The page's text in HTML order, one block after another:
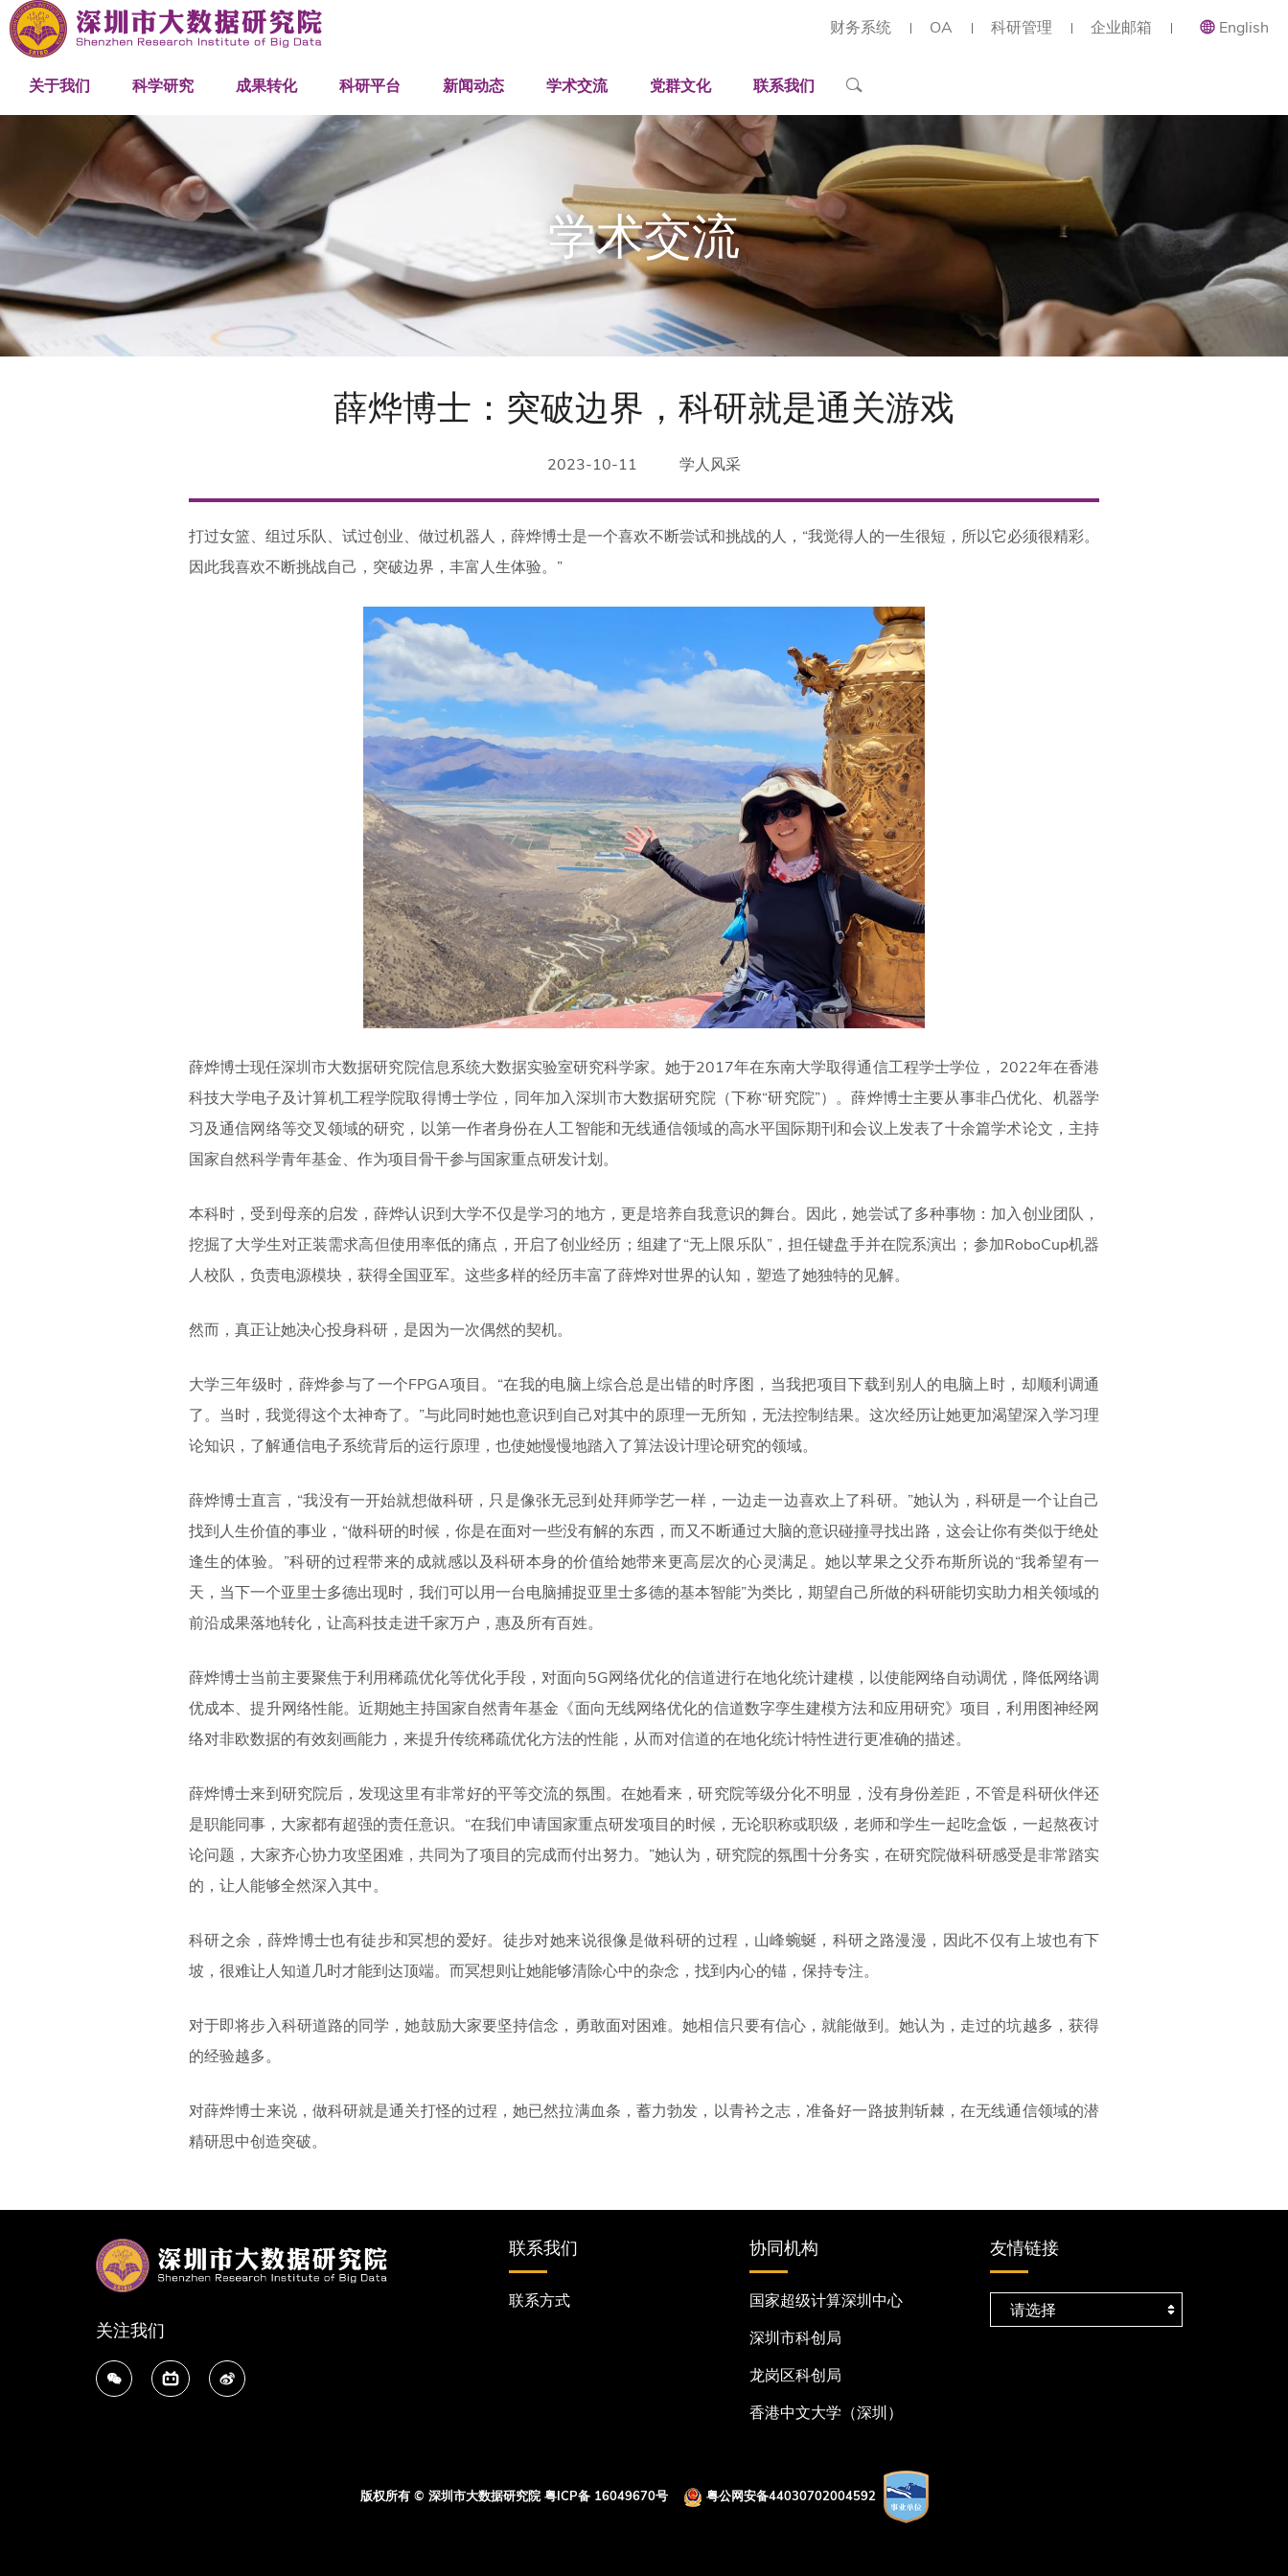
财务系统 OA 科研管理 企业邮箱 English
关于我们
研究院概述
发展历程
组织架构
人才队伍 管理团队
科研团队
工程团队
科学研究
研究中心 网络与机器智能研究中心
人工智能大模型研究中心
优化与工程计算研究中心
科研项目
成果转化
产学研合作
成果推介
科研平台
国家健康医疗大数据研究院（深圳）
司法部法治大数据与智能装备应用研究重点实验室
创新平台
广东省智能工业孪生与优化工程技术研究中心
广东省科技专家工作站
广东省科普教育基地
高性能计算平台
新闻动态
媒体聚焦
影像刊物
视频
采购招标公开信息
学术交流
学术报告
学生培养
科普中心
党群文化 联系我们
岗位总览
科研类职位
工程类职位
行政类职位
联系方式
学术交流
薛烨博士：突破边界，科研就是通关游戏
2023-10-11 学人风采
打过女篮、组过乐队、试过创业、做过机器人，薛烨博士是一个喜欢不断尝试和挑战的人，“我觉得人的一生很短，所以它必须很精彩。
因此我喜欢不断挑战自己，突破边界，丰富人生体验。”
薛烨博士现任深圳市大数据研究院信息系统大数据实验室研究科学家。她于2017年在东南大学取得通信工程学士学位， 2022年在香港
科技大学电子及计算机工程学院取得博士学位，同年加入深圳市大数据研究院（下称“研究院”）。薛烨博士主要从事非凸优化、机器学
习及通信网络等交叉领域的研究，以第一作者身份在人工智能和无线通信领域的高水平国际期刊和会议上发表了十余篇学术论文，主持
国家自然科学青年基金、作为项目骨干参与国家重点研发计划。
本科时，受到母亲的启发，薛烨认识到大学不仅是学习的地方，更是培养自我意识的舞台。因此，她尝试了多种事物：加入创业团队，
挖掘了大学生对正装需求高但使用率低的痛点，开启了创业经历；组建了“无上限乐队”，担任键盘手并在院系演出；参加RoboCup机器
人校队，负责电源模块，获得全国亚军。这些多样的经历丰富了薛烨对世界的认知，塑造了她独特的见解。
然而，真正让她决心投身科研，是因为一次偶然的契机。
大学三年级时，薛烨参与了一个FPGA项目。“在我的电脑上综合总是出错的时序图，当我把项目下载到别人的电脑上时，却顺利调通
了。当时，我觉得这个太神奇了。”与此同时她也意识到自己对其中的原理一无所知，无法控制结果。这次经历让她更加渴望深入学习理
论知识，了解通信电子系统背后的运行原理，也使她慢慢地踏入了算法设计理论研究的领域。
薛烨博士直言，“我没有一开始就想做科研，只是像张无忌到处拜师学艺一样，一边走一边喜欢上了科研。”她认为，科研是一个让自己
找到人生价值的事业，“做科研的时候，你是在面对一些没有解的东西，而又不断通过大脑的意识碰撞寻找出路，这会让你有类似于绝处
逢生的体验。”科研的过程带来的成就感以及科研本身的价值给她带来更高层次的心灵满足。她以苹果之父乔布斯所说的“我希望有一
天，当下一个亚里士多德出现时，我们可以用一台电脑捕捉亚里士多德的基本智能”为类比，期望自己所做的科研能切实助力相关领域的
前沿成果落地转化，让高科技走进千家万户，惠及所有百姓。
薛烨博士当前主要聚焦于利用稀疏优化等优化手段，对面向5G网络优化的信道进行在地化统计建模，以使能网络自动调优，降低网络调
优成本、提升网络性能。近期她主持国家自然青年基金《面向无线网络优化的信道数字孪生建模方法和应用研究》项目，利用图神经网
络对非欧数据的有效刻画能力，来提升传统稀疏优化方法的性能，从而对信道的在地化统计特性进行更准确的描述。
薛烨博士来到研究院后，发现这里有非常好的平等交流的氛围。在她看来，研究院等级分化不明显，没有身份差距，不管是科研伙伴还
是职能同事，大家都有超强的责任意识。“在我们申请国家重点研发项目的时候，无论职称或职级，老师和学生一起吃盒饭，一起熬夜讨
论问题，大家齐心协力攻坚困难，共同为了项目的完成而付出努力。”她认为，研究院的氛围十分务实，在研究院做科研感受是非常踏实
的，让人能够全然深入其中。
科研之余，薛烨博士也有徒步和冥想的爱好。徒步对她来说很像是做科研的过程，山峰蜿蜒，科研之路漫漫，因此不仅有上坡也有下
坡，很难让人知道几时才能到达顶端。而冥想则让她能够清除心中的杂念，找到内心的锚，保持专注。
对于即将步入科研道路的同学，她鼓励大家要坚持信念，勇敢面对困难。她相信只要有信心，就能做到。她认为，走过的坑越多，获得
的经验越多。
对薛烨博士来说，做科研就是通关打怪的过程，她已然拉满血条，蓄力勃发，以青衿之志，准备好一路披荆斩棘，在无线通信领域的潜
精研思中创造突破。
关注我们
联系我们
联系方式
协同机构
国家超级计算深圳中心
深圳市科创局
龙岗区科创局
香港中文大学（深圳）
友情链接
版权所有 © 深圳市大数据研究院 粤ICP备 16049670号 粤公网安备44030702004592